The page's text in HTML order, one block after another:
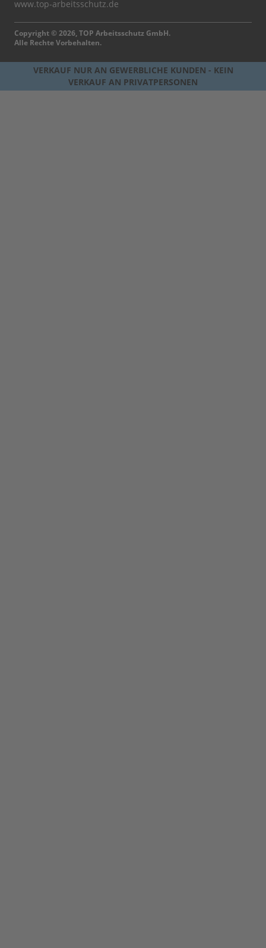
www.top-arbeitsschutz.de
Copyright © 2026, TOP Arbeitsschutz GmbH.
Alle Rechte Vorbehalten.
VERKAUF NUR AN GEWERBLICHE KUNDEN - KEIN
VERKAUF AN PRIVATPERSONEN